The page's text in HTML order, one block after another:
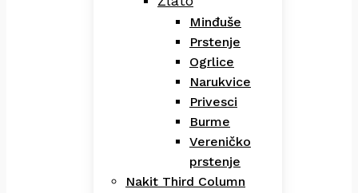
Minđuše
Prstenje
Ogrlice
Narukvice
Privesci
Burme
Vereničko
prstenje
Nakit Third Column